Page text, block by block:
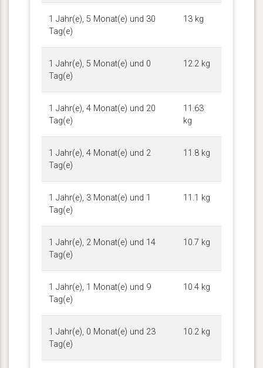
1 Jahr(e), 5 Monat(e) und 30
Tag(e)
13 kg
1 Jahr(e), 5 Monat(e) und 0
Tag(e)
12.2 kg
1 Jahr(e), 4 Monat(e) und 20
Tag(e)
11.63
kg
1 Jahr(e), 4 Monat(e) und 2
Tag(e)
11.8 kg
1 Jahr(e), 3 Monat(e) und 1
Tag(e)
11.1 kg
1 Jahr(e), 2 Monat(e) und 14
Tag(e)
10.7 kg
1 Jahr(e), 1 Monat(e) und 9
Tag(e)
10.4 kg
1 Jahr(e), 0 Monat(e) und 23
Tag(e)
10.2 kg